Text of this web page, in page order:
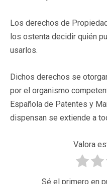
Los derechos de
los ostenta decidir quién
usarlos.
Dichos derechos se
por el organismo
Española de Patentes y
dispensan se extiende a
Valora
Sé el primero en